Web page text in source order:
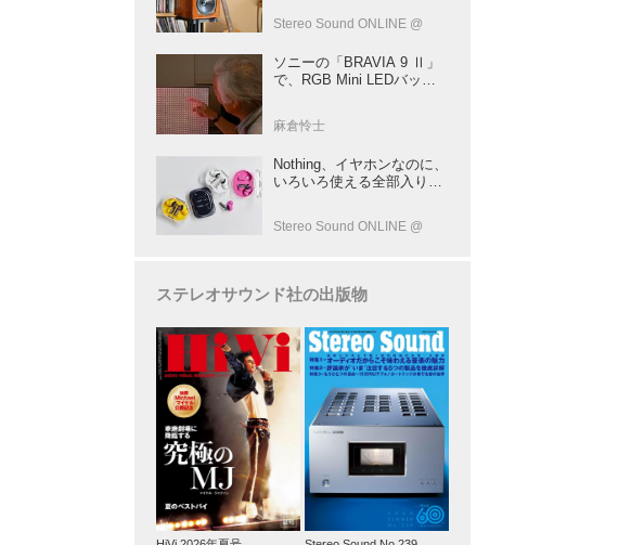
「AE1」の40周年記念モデ
Stereo Sound ONLINE @
ソニーの「BRAVIA 9 Ⅱ」
で、RGB Mini LEDバック
リー” だ（後）：麻倉怜士
137
麻倉怜士
Nothing、イヤホンなのに、
いろいろ使える全部入りモ
会話も録音できる
Stereo Sound ONLINE @
ステレオサウンド社の出版物